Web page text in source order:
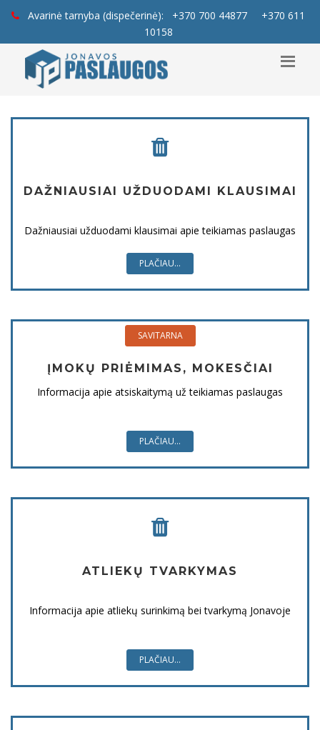
Avarinė tarnyba (dispečerinė): +370 700 44877
+370 611
10158
DAŽNIAUSIAI UŽDUODAMI KLAUSIMAI
Dažniausiai užduodami klausimai apie teikiamas paslaugas
PLAČIAU...
SAVITARNA
ĮMOKŲ PRIĖMIMAS, MOKESČIAI
Informacija apie atsiskaitymą už teikiamas paslaugas
PLAČIAU...
ATLIEKŲ TVARKYMAS
Informacija apie atliekų surinkimą bei tvarkymą Jonavoje
PLAČIAU...